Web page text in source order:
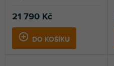
21 790 Kč
DO KOŠÍKU